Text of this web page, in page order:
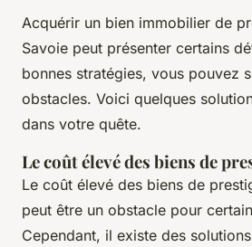
Acquérir un bien immobilier de
Savoie peut présenter certains
bonnes stratégies, vous pouvez
obstacles. Voici quelques
dans votre quête.
Le coût élevé des biens de
Le coût élevé des biens de
peut être un obstacle pour
Cependant, il existe des